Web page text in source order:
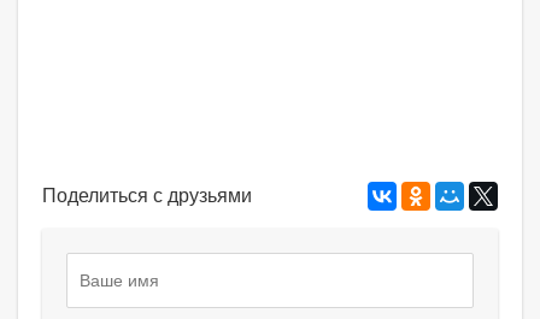
Поделиться с друзьями